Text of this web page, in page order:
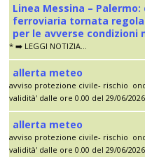
Linea Messina –
ferroviaria tornata
per le avverse condizioni
* ➡️ LEGGI NOTIZIA...
allerta meteo
avviso protezione civile- rischio
validità' dalle ore 0.00 del 29/06/
allerta meteo
avviso protezione civile- rischio
validità' dalle ore 0.00 del 29/06/